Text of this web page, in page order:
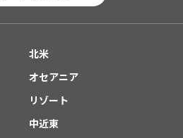
北米
オセアニア
リゾート
中近東